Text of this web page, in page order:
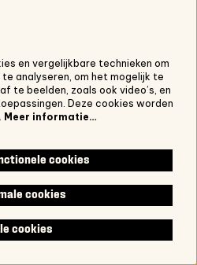
en vergelijkbare technieken om
analyseren, om het mogelijk te
te beelden, zoals ook video’s, en
Deze cookies worden
Meer informatie…
cookies
cookies
cookies